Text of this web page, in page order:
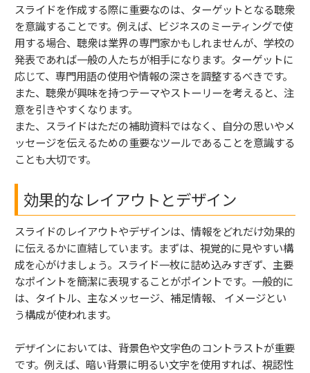
スライドを作成する際に重要なのは、ターゲットとなる聴衆
を意識することです。例えば、ビジネスのミーティングで使
用する場合、聴衆は業界の専門家かもしれませんが、学校の
発表であれば一般の人たちが相手になります。ターゲットに
応じて、専門用語の使用や情報の深さを調整するべきです。
また、聴衆が興味を持つテーマやストーリーを考えると、注
意を引きやすくなります。
また、スライドはただの補助資料ではなく、自分の思いやメ
ッセージを伝えるための重要なツールであることを意識する
ことも大切です。
効果的なレイアウトとデザイン
スライドのレイアウトやデザインは、情報をどれだけ効果的
に伝えるかに直結しています。まずは、視覚的に見やすい構
成を心がけましょう。スライド一枚に詰め込みすぎず、主要
なポイントを簡潔に表現することがポイントです。一般的に
は、タイトル、主なメッセージ、補足情報、 イメージとい
う構成が使われます。
デザインにおいては、背景色や文字色のコントラストが重要
です。例えば、暗い背景に明るい文字を使用すれば、視認性